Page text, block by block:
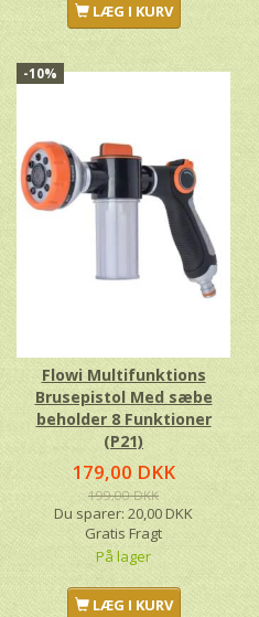
LÆG I KURV
-10%
Flowi Multifunktions
Brusepistol Med sæbe
beholder 8 Funktioner
(P21)
179,00 DKK
199,00 DKK
Du sparer: 20,00 DKK
Gratis Fragt
På lager
LÆG I KURV